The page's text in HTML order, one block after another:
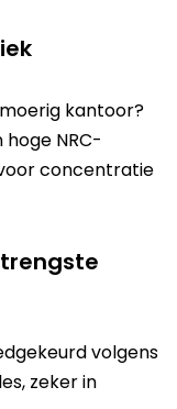
kantoor?
NRC-
concentratie
volgens
zeker in